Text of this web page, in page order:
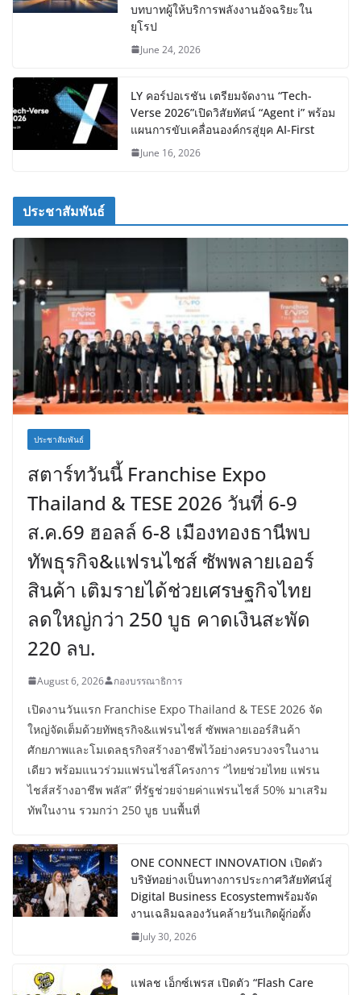
บทบาทผู้ให้บริการพลังงานอัจฉริยะใน
ยุโรป
June 24, 2026
LY คอร์ปอเรชัน เตรียมจัดงาน “Tech-
Verse 2026”เปิดวิสัยทัศน์ “Agent i” พร้อม
แผนการขับเคลื่อนองค์กรสู่ยุค AI-First
June 16, 2026
ประชาสัมพันธ์
ประชาสัมพันธ์
สตาร์ทวันนี้ Franchise Expo
Thailand & TESE 2026 วันที่ 6-9
ส.ค.69 ฮอลล์ 6-8 เมืองทองธานีพบ
ทัพธุรกิจ&แฟรนไชส์ ซัพพลายเออร์
สินค้า เติมรายได้ช่วยเศรษฐกิจไทย
ลดใหญ่กว่า 250 บูธ คาดเงินสะพัด
220 ลบ.
August 6, 2026 กองบรรณาธิการ
เปิดงานวันแรก Franchise Expo Thailand & TESE 2026 จัด
ใหญ่จัดเต็มด้วยทัพธุรกิจ&แฟรนไชส์ ซัพพลายเออร์สินค้า
ศักยภาพและโมเดลธุรกิจสร้างอาชีพไว้อย่างครบวงจรในงาน
เดียว พร้อมแนวร่วมแฟรนไชส์โครงการ “ไทยช่วยไทย แฟรน
ไชส์สร้างอาชีพ พลัส” ที่รัฐช่วยจ่ายค่าแฟรนไชส์ 50% มาเสริม
ทัพในงาน รวมกว่า 250 บูธ บนพื้นที่
ONE CONNECT INNOVATION เปิดตัว
บริษัทอย่างเป็นทางการประกาศวิสัยทัศน์สู่
Digital Business Ecosystemพร้อมจัด
งานเฉลิมฉลองวันคล้ายวันเกิดผู้ก่อตั้ง
July 30, 2026
แฟลช เอ็กซ์เพรส เปิดตัว “Flash Care